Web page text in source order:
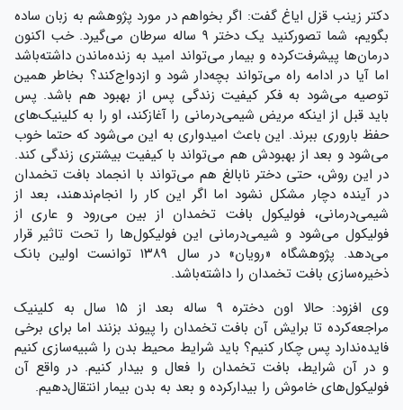
دکتر زینب قزل ایاغ گفت: اگر بخواهم در مورد پژوهشم به زبان ساده
بگویم، شما تصورکنید یک دختر ۹ ساله سرطان می‌گیرد. خب اکنون
درمان‌ها پیشرفت‌کرده و بیمار می‌تواند امید به زنده‌ماندن داشته‌باشد
اما آیا در ادامه راه می‌تواند بچه‌دار شود و ازدواج‌کند؟ بخاطر همین
توصیه می‌شود به فکر کیفیت زندگی پس از بهبود هم باشد. پس
باید قبل از اینکه مریض شیمی‌درمانی را آغاز‌کند، او را به کلینیک‌های
حفظ باروری ببرند. این باعث امیدوار‌ی به این می‌شود که حتما خوب
می‌شود و بعد از بهبودش هم می‌تواند با کیفیت بیشتری زندگی کند.
در این روش، حتی دختر نابالغ هم می‌تواند با انجماد بافت تخمدان
در آینده دچار مشکل نشود اما اگر این کار را انجام‌ندهند، بعد از
شیمی‌درمانی، فولیکول بافت تخمدان از بین می‌رود و عاری از
فولیکول می‌شود و شیمی‌درمانی این فولیکول‌ها را تحت تاثیر قرار
می‌دهد. پژوهشگاه «رویان» در سال ۱۳۸۹ توانست اولین بانک
ذخیره‌سازی بافت تخمدان را داشته‌باشد.
وی افزود: حالا اون دختره ۹ ساله بعد از ۱۵ سال به کلینیک
مراجعه‌کرده تا برایش آن بافت تخمدان را پیوند بزنند اما برای برخی
فایده‌ندارد پس چکار کنیم؟ باید شرایط محیط بدن را شبیه‌سازی کنیم
و در آن شرایط، بافت تخمدان را فعال و بیدار کنیم. در واقع آن
فولیکول‌های خاموش را بیدارکرده و بعد به بدن بیمار انتقال‌دهیم.